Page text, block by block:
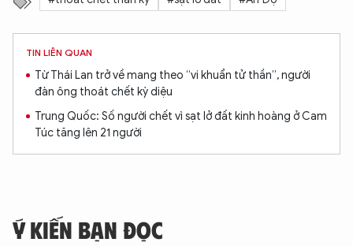
TIN LIÊN QUAN
Từ Thái Lan trở về mang theo “vi khuẩn tử thần”, người
đàn ông thoát chết kỳ diệu
Trung Quốc: Số người chết vì sạt lở đất kinh hoàng ở Cam
Túc tăng lên 21 người
Ý KIẾN BẠN ĐỌC